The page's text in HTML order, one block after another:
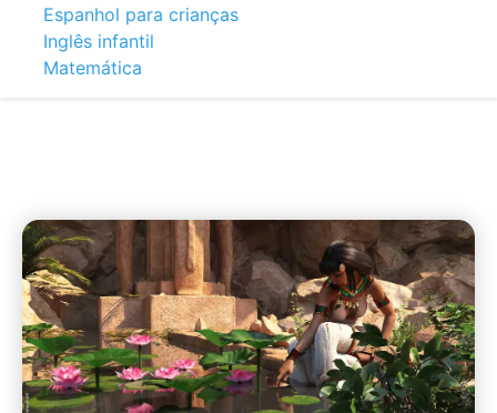
Espanhol para crianças
Inglês infantil
Matemática